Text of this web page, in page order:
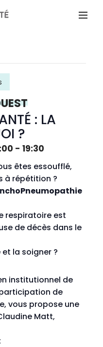
: LA
?
- 19:30
êtes essoufflé,
à répétition ?
respiratoire est
de décès dans le
la soigner ?
institutionnel de
de
vous propose une
Matt,